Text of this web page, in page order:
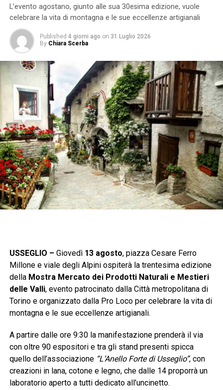
L’evento agostano, giunto alle sua 30esima edizione, vuole
celebrare la vita di montagna e le sue eccellenze artigianali
Published 4 giorni ago on 31 Luglio 2026
By Chiara Scerba
USSEGLIO – Giovedì 13 agosto, piazza Cesare Ferro
Millone e viale degli Alpini ospiterà la trentesima edizione
della Mostra Mercato dei Prodotti Naturali e Mestieri
delle Valli, evento patrocinato dalla Città metropolitana di
Torino e organizzato dalla Pro Loco per celebrare la vita di
montagna e le sue eccellenze artigianali.
A partire dalle ore 9:30 la manifestazione prenderà il via
con oltre 90 espositori e tra gli stand presenti spicca
quello dell’associazione “L’Anello Forte di Usseglio”, con
creazioni in lana, cotone e legno, che dalle 14 proporrà un
laboratorio aperto a tutti dedicato all’uncinetto.